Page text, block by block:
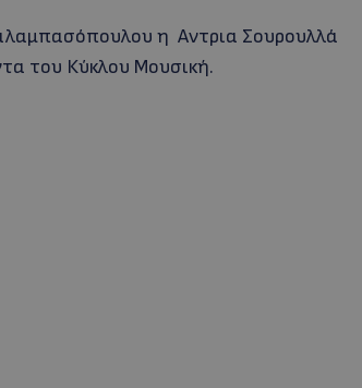
η Αντρια Σουρουλλά
του Κύκλου Μουσική.